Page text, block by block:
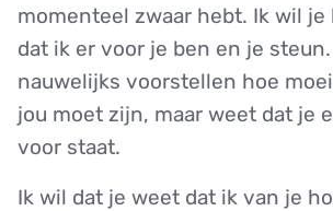
momenteel zwaar hebt. Ik wil
dat ik er voor je ben en je
nauwelijks voorstellen hoe
jou moet zijn, maar weet dat je
voor staat.
Ik wil dat je weet dat ik van je